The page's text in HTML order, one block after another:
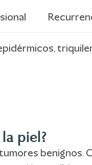
piel?
benignos.